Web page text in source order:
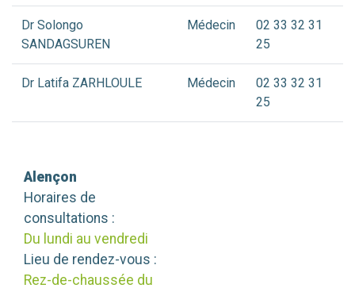
Dr Solongo
SANDAGSUREN
Médecin
02 33 32 31
25
Dr Latifa ZARHLOULE Médecin
02 33 32 31
25
Alençon
Horaires de
consultations :
Du lundi au vendredi
Lieu de rendez-vous :
Rez-de-chaussée du